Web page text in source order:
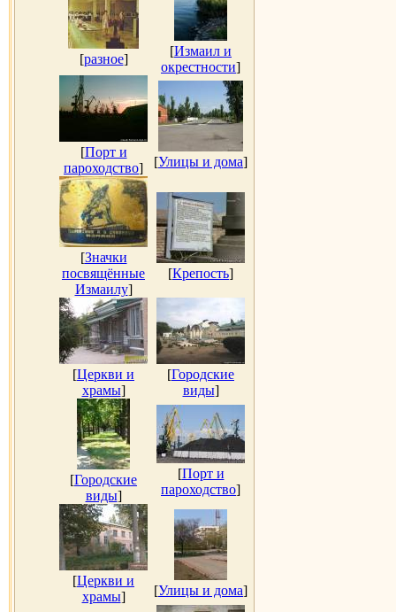
[разное]
[Измаил и
окрестности]
[Порт и
пароходство] [Улицы и дома]
[Значки
посвящённые
Измаилу]
[Крепость]
[Церкви и
храмы]
[Городские
виды]
[Городские
виды]
[Порт и
пароходство]
[Церкви и
храмы] [Улицы и дома]